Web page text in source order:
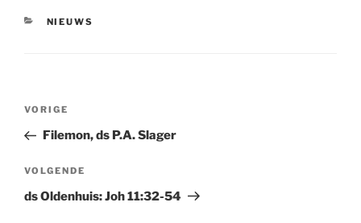
CATEGORIEËN
NIEUWS
Bericht
Vorig
bericht
VORIGE
Filemon, ds P.A. Slager
Volgend
bericht
VOLGENDE
ds Oldenhuis: Joh 11:32-54